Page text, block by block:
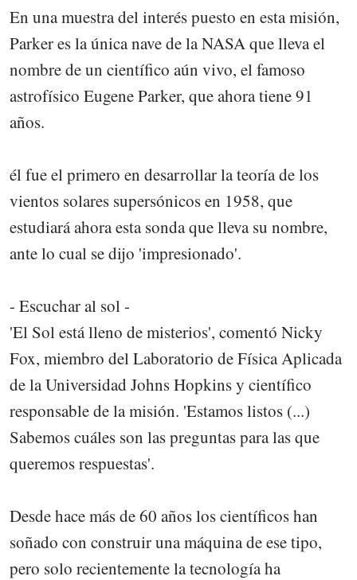
En una muestra del interés puesto en esta misión,
Parker es la única nave de la NASA que lleva el
nombre de un científico aún vivo, el famoso
astrofísico Eugene Parker, que ahora tiene 91
años.
él fue el primero en desarrollar la teoría de los
vientos solares supersónicos en 1958, que
estudiará ahora esta sonda que lleva su nombre,
ante lo cual se dijo 'impresionado'.
- Escuchar al sol -
'El Sol está lleno de misterios', comentó Nicky
Fox, miembro del Laboratorio de Física Aplicada
de la Universidad Johns Hopkins y científico
responsable de la misión. 'Estamos listos (...)
Sabemos cuáles son las preguntas para las que
queremos respuestas'.
Desde hace más de 60 años los científicos han
soñado con construir una máquina de ese tipo,
pero solo recientemente la tecnología ha